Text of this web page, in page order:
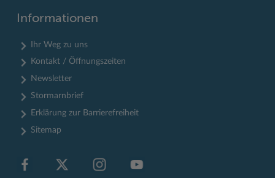
Informationen
Ihr Weg zu uns
Kontakt / Öffnungszeiten
Newsletter
Stormarnbrief
Erklärung zur Barrierefreiheit
Sitemap